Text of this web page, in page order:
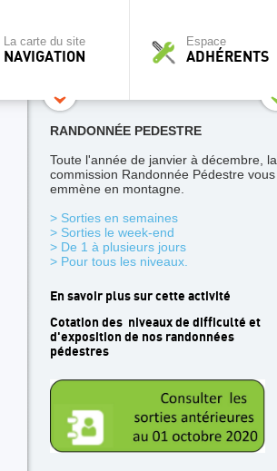
La carte du site
NAVIGATION
Espace
ADHÉRENTS
RANDONNÉE PEDESTRE
Toute l'année de janvier à décembre, la
commission Randonnée Pédestre vous
emmène en montagne.
> Sorties en semaines
> Sorties le week-end
> De 1 à plusieurs jours
> Pour tous les niveaux.
En savoir plus sur cette activité
Cotation des niveaux de difficulté et
d'exposition de nos randonnées
pédestres